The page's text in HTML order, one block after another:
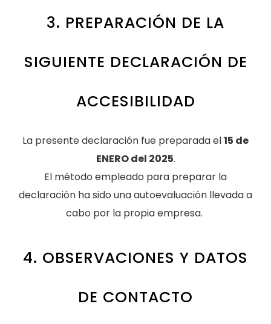
3. PREPARACIÓN DE LA
SIGUIENTE DECLARACIÓN DE
ACCESIBILIDAD
La presente declaración fue preparada el15 de
ENERO del 2025.
El método empleado para preparar la
declaración ha sido una autoevaluación llevada a
cabo por la propia empresa.
4. OBSERVACIONES Y DATOS
DE CONTACTO